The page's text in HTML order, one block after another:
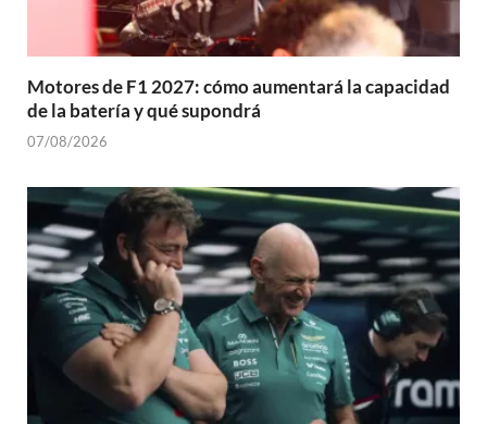
Motores de F1 2027: cómo aumentará la capacidad
de la batería y qué supondrá
07/08/2026